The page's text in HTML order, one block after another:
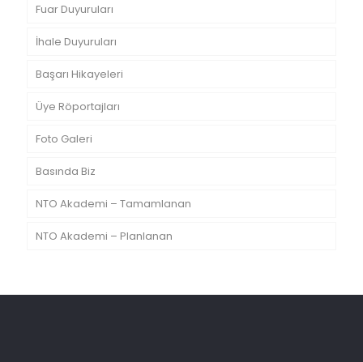
Fuar Duyuruları
İhale Duyuruları
Başarı Hikayeleri
Üye Röportajları
Foto Galeri
Basında Biz
NTO Akademi – Tamamlanan
NTO Akademi – Planlanan